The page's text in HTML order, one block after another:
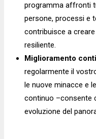
programma affronti
persone, processi e
contribuisce a
resiliente.
Miglioramento
regolarmente il
le nuove minacce e
continuo –consente
evoluzione del